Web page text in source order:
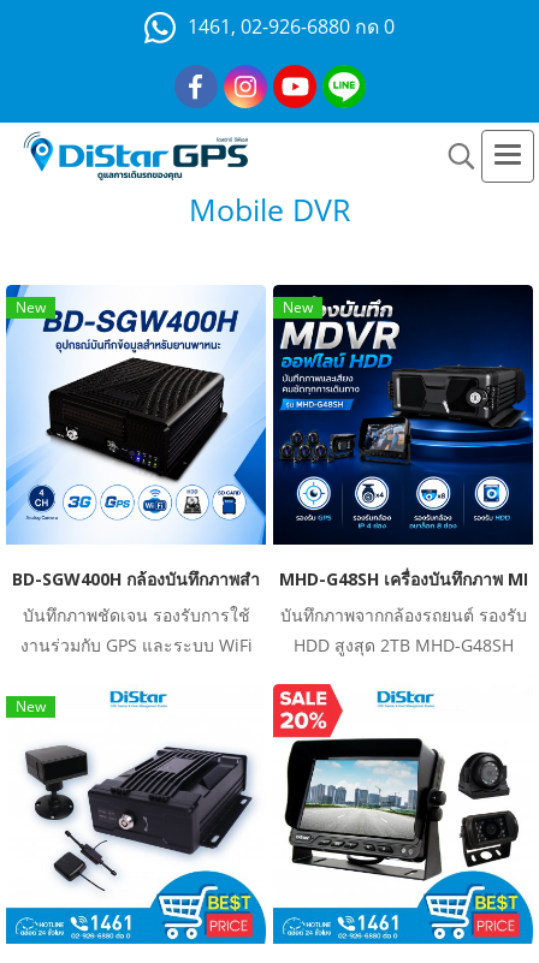
1461, 02-926-6880 กด 0
Mobile DVR
New
BD-SGW400H กล้องบันทึกภาพสำหรับรถยนต์ รองรับ GPS และ WiFi
บันทึกภาพชัดเจน รองรับการใช้
งานร่วมกับ GPS และระบบ WiFi
Card พร้อมรองรับ GPS สำหรับ
2.0 สำหรับสำรองข้อมูลความเร็ว
สูง มีระบบป้องกันแรงสั่นสะเทือน
รองรับ SD Card สูงสุด 128GB
และหน้าจอแสดงผลขนาด 7 นิ้ว
เพื่อรองรับการใช้งานในสภาพ
แวดล้อมต่าง ๆ
New
MHD-G48SH เครื่องบันทึกภาพ
บันทึกภาพจากกล้องรถยนต์ รองรับ
HDD สูงสุด 2TB MHD-G48SH
Off-Line สำหรับบันทึกเหตุการณ์
จากกล้องติดรถ รองรับการเชื่อม
ต่อกล้องมาตรฐานและ IP
Camera พร้อมรองรับฮาร์ดดิสก์
ขนาด 2.5 นิ้ว ความจุสูงสุด
2,000GB สามารถจัดเก็บข้อมูล
ภาพ วิดีโอ และข้อมูลการเดินทาง
ภายในเครื่อง เหมาะสำหรับรถ
บรรทุก รถโดยสาร และรถใช้งาน
New